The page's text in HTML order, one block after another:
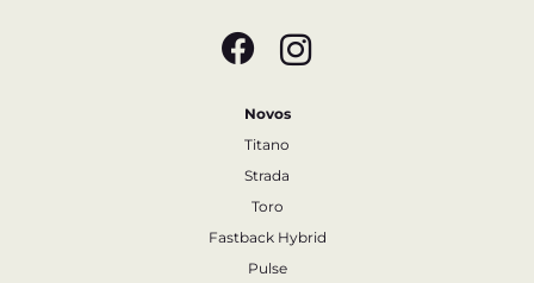
Novos
Titano
Strada
Toro
Fastback Hybrid
Pulse